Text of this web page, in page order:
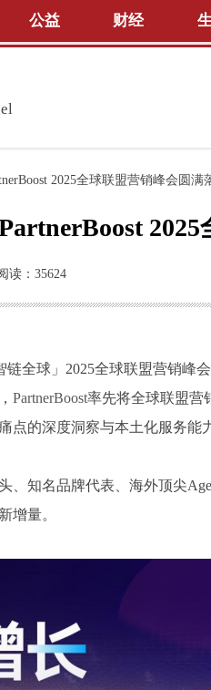
公益 财经
2025全球联盟营销峰会圆满
读：35624
链全球」2025全球联盟营销峰
PartnerBoost率先将全球联盟营
点的深度洞察与本土化服务能
、知名品牌代表、海外顶尖
增量。